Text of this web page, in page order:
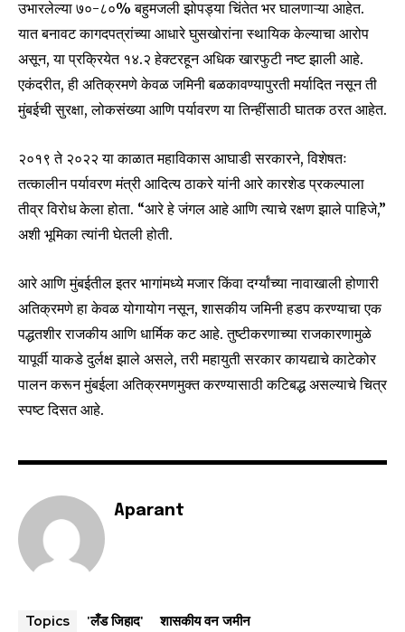
I've read and accept thePrivacy Policy.
6,300
Fans
32,111
Followers
75
Followers
उभारलेल्या ७०-८०% बहुमजली झोपड्या चिंतेत भर घालणाऱ्या आहेत.
यात बनावट कागदपत्रांच्या आधारे घुसखोरांना स्थायिक केल्याचा आरोप
असून, या प्रक्रियेत १४.२ हेक्टरहून अधिक खारफुटी नष्ट झाली आहे.
एकंदरीत, ही अतिक्रमणे केवळ जमिनी बळकावण्यापुरती मर्यादित नसून ती
मुंबईची सुरक्षा, लोकसंख्या आणि पर्यावरण या तिन्हींसाठी घातक ठरत आहेत.
२०१९ ते २०२२ या काळात महाविकास आघाडी सरकारने, विशेषतः
तत्कालीन पर्यावरण मंत्री आदित्य ठाकरे यांनी आरे कारशेड प्रकल्पाला
तीव्र विरोध केला होता. “आरे हे जंगल आहे आणि त्याचे रक्षण झाले पाहिजे,”
अशी भूमिका त्यांनी घेतली होती.
आरे आणि मुंबईतील इतर भागांमध्ये मजार किंवा दर्ग्यांच्या नावाखाली होणारी
अतिक्रमणे हा केवळ योगायोग नसून, शासकीय जमिनी हडप करण्याचा एक
पद्धतशीर राजकीय आणि धार्मिक कट आहे. तुष्टीकरणाच्या राजकारणामुळे
यापूर्वी याकडे दुर्लक्ष झाले असले, तरी महायुती सरकार कायद्याचे काटेकोर
पालन करून मुंबईला अतिक्रमणमुक्त करण्यासाठी कटिबद्ध असल्याचे चित्र
स्पष्ट दिसत आहे.
Aparant
Topics 'लँड जिहाद' शासकीय वन जमीन